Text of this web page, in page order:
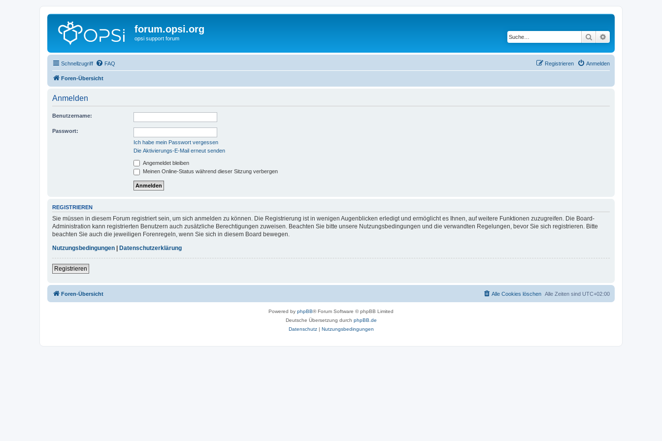
forum.opsi.org
opsi support forum Suche
Schnellzugriff FAQ Anmelden
Registrieren
Foren-Übersicht
Anmelden
Benutzername:
Passwort:
Ich habe mein Passwort vergessen
Die Aktivierungs-E-Mail erneut senden
Angemeldet bleiben
Meinen Online-Status während dieser Sitzung verbergen
REGISTRIEREN
Sie müssen in diesem Forum registriert sein, um sich anmelden zu können. Die Registrierung ist in wenigen Augenblicken erledigt und ermöglicht es Ihnen, auf weitere Funktionen zuzugreifen. Die Board-
Administration kann registrierten Benutzern auch zusätzliche Berechtigungen zuweisen. Beachten Sie bitte unsere Nutzungsbedingungen und die verwandten Regelungen, bevor Sie sich registrieren. Bitte
beachten Sie auch die jeweiligen Forenregeln, wenn Sie sich in diesem Board bewegen.
Nutzungsbedingungen
Datenschutzerklärung
Registrieren
Foren-Übersicht Alle Zeiten sind UTC+02:00
Alle Cookies löschen
Powered by phpBB® Forum Software © phpBB Limited
Deutsche Übersetzung durch phpBB.de
Datenschutz| Nutzungsbedingungen